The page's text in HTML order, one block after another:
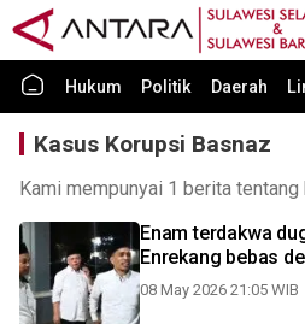
Hukum Politik Daerah
Kasus Korupsi Basnaz
Kami mempunyai 1 berita
Enam terdakwa
Enrekang bebas
08 May 2026 21:05 WIB